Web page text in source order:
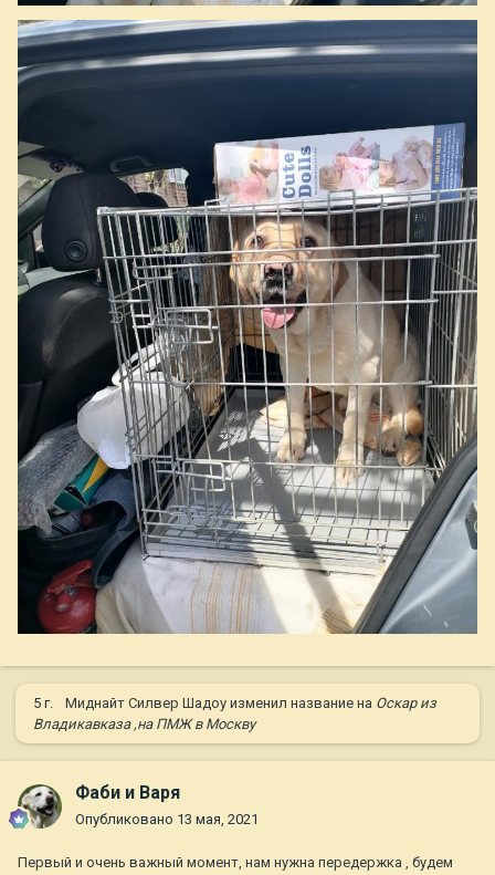
5 г. Миднайт Силвер Шадоу изменил название на Оскар из
Владикавказа ,на ПМЖ в Москву
Фаби и Варя
Опубликовано 13 мая, 2021
Первый и очень важный момент, нам нужна передержка , будем